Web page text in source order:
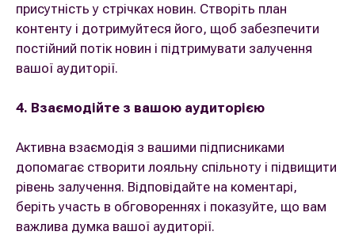
присутність у стрічках новин. Створіть план
контенту і дотримуйтеся його, щоб забезпечити
постійний потік новин і підтримувати залучення
вашої аудиторії.
4. Взаємодійте з вашою аудиторією
Активна взаємодія з вашими підписниками
допомагає створити лояльну спільноту і підвищити
рівень залучення. Відповідайте на коментарі,
беріть участь в обговореннях і показуйте, що вам
важлива думка вашої аудиторії.